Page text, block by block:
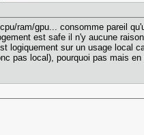
ram/gpu... consomme pareil
est safe il n'y aucune
logiquement sur un usage local
pas local), pourquoi pas mais